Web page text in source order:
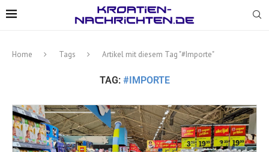
Home Tags Artikel mit diesem Tag "#Importe"
TAG: #IMPORTE